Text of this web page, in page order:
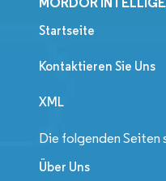
Startseite
Kontaktieren Sie Uns
XML
Die folgenden Seiten
Über Uns